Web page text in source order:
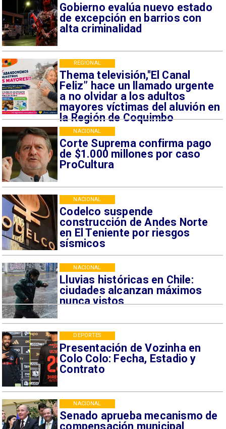
Gobierno evalúa nuevo estado
de excepción en barrios con
alta criminalidad
Thema televisión,"El Canal
Feliz” hace un llamado urgente
a no olvidar a los adultos
mayores víctimas del aluvión en
la Región de Coquimbo
REGIONAL
Corte Suprema confirma pago
de $1.000 millones por caso
ProCultura
NACIONAL
Codelco suspende
construcción de Andes Norte
en El Teniente por riesgos
sísmicos
NACIONAL
Lluvias históricas en Chile:
ciudades alcanzan máximos
nunca vistos
NACIONAL
Presentación de Vozinha en
Colo Colo: Fecha, Estadio y
Contrato
DEPORTES
Senado aprueba mecanismo de
compensación municipal
NACIONAL